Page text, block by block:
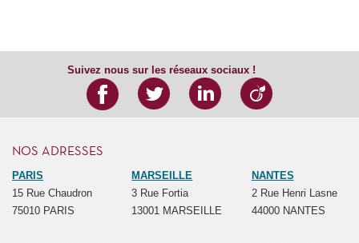
Suivez nous sur les réseaux sociaux !
NOS ADRESSES
PARIS
15 Rue Chaudron
75010 PARIS
MARSEILLE
3 Rue Fortia
13001 MARSEILLE
NANTES
2 Rue Henri Lasne
44000 NANTES